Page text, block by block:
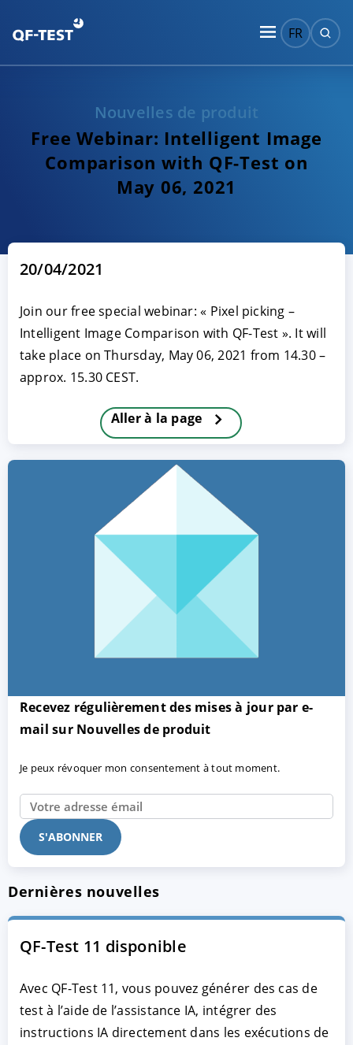
FR
Nouvelles de produit
Free Webinar: Intelligent Image
Comparison with QF-Test on
May 06, 2021
20/04/2021
Join our free special webinar: « Pixel picking –
Intelligent Image Comparison with QF-Test ». It will
take place on Thursday, May 06, 2021 from 14.30 –
approx. 15.30 CEST.
Aller à la page
Recevez régulièrement des mises à jour par e-
mail sur Nouvelles de produit
Je peux révoquer mon consentement à tout moment.
Dernières nouvelles
QF-Test 11 disponible
Avec QF-Test 11, vous pouvez générer des cas de
test à l’aide de l’assistance IA, intégrer des
instructions IA directement dans les exécutions de
ACCEPTER
|Protection des données